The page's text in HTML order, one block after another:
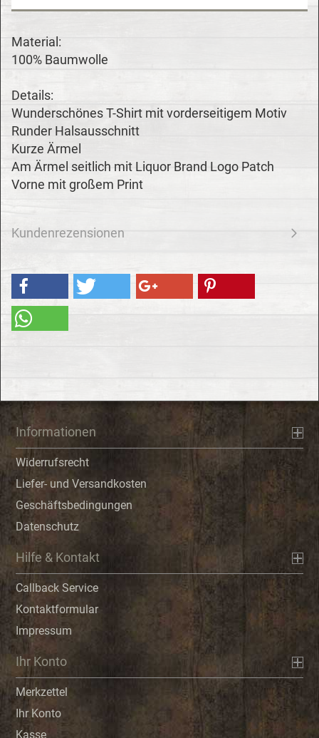
Material:
100% Baumwolle
Details:
Wunderschönes T-Shirt mit vorderseitigem Motiv
Runder Halsausschnitt
Kurze Ärmel
Am Ärmel seitlich mit Liquor Brand Logo Patch
Vorne mit großem Print
Kundenrezensionen
Informationen
Widerrufsrecht
Liefer- und Versandkosten
Geschäftsbedingungen
Datenschutz
Hilfe & Kontakt
Callback Service
Kontaktformular
Impressum
Ihr Konto
Merkzettel
Ihr Konto
Kasse